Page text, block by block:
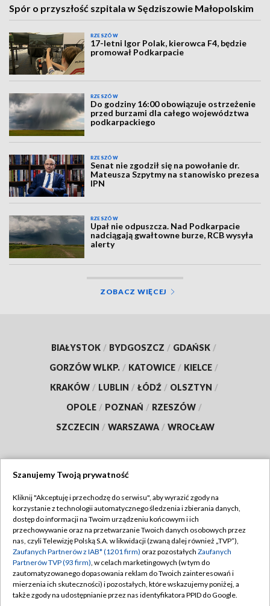
Spór o przyszłość szpitala w Sędziszowie Małopolskim
RZESZÓW
17-letni Igor Polak, kierowca F4, będzie
promował Podkarpacie
RZESZÓW
Do godziny 16:00 obowiązuje ostrzeżenie
przed burzami dla całego województwa
podkarpackiego
RZESZÓW
Senat nie zgodził się na powołanie dr.
Mateusza Szpytmy na stanowisko prezesa
IPN
RZESZÓW
Upał nie odpuszcza. Nad Podkarpacie
nadciągają gwałtowne burze, RCB wysyła
alerty
ZOBACZ WIĘCEJ
BIAŁYSTOK / BYDGOSZCZ / GDAŃSK /
GORZÓW WLKP. / KATOWICE / KIELCE /
KRAKÓW / LUBLIN / ŁÓDŹ / OLSZTYN /
OPOLE / POZNAŃ / RZESZÓW /
SZCZECIN / WARSZAWA / WROCŁAW
TVP
Abonament TVP
Emisja w TVP
Centrum informacji TVP
Naziemna Telewizja Cyfrowa
Regulamin TVP
Polityka prywatności
Moje zgody
Pomoc
Szanujemy Twoją prywatność
Kliknij "Akceptuję i przechodzę do serwisu", aby wyrazić zgody na
korzystanie z technologii automatycznego śledzenia i zbierania danych,
dostęp do informacji na Twoim urządzeniu końcowym i ich
przechowywanie oraz na przetwarzanie Twoich danych osobowych przez
nas, czyli Telewizję Polską S.A. w likwidacji (zwaną dalej również „TVP”),
Zaufanych Partnerów z IAB* (1201 firm) oraz pozostałych Zaufanych
Partnerów TVP (93 firm), w celach marketingowych (w tym do
zautomatyzowanego dopasowania reklam do Twoich zainteresowań i
mierzenia ich skuteczności) i pozostałych, które wskazujemy poniżej, a
także zgody na udostępnianie przez nas identyfikatora PPID do Google.